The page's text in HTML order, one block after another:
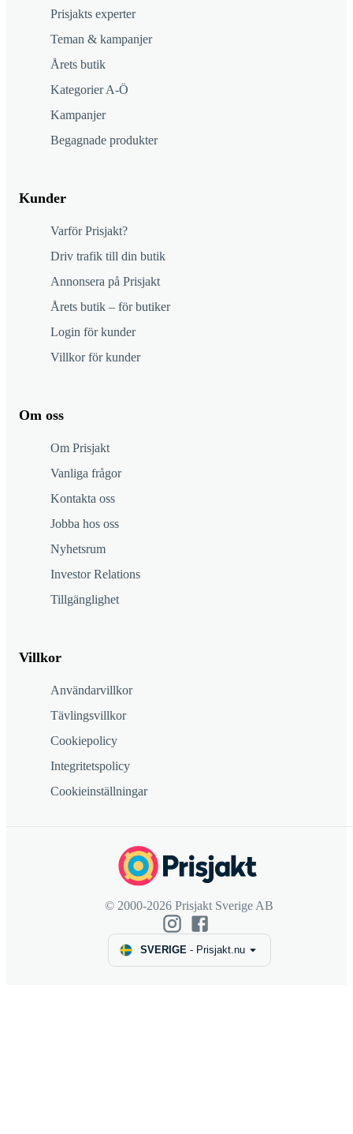
Prisjakts experter
Teman & kampanjer
Årets butik
Kategorier A-Ö
Kampanjer
Begagnade produkter
Kunder
Varför Prisjakt?
Driv trafik till din butik
Annonsera på Prisjakt
Årets butik – för butiker
Login för kunder
Villkor för kunder
Om oss
Om Prisjakt
Vanliga frågor
Kontakta oss
Jobba hos oss
Nyhetsrum
Investor Relations
Tillgänglighet
Villkor
Användarvillkor
Tävlingsvillkor
Cookiepolicy
Integritetspolicy
Cookieinställningar
© 2000-2026 Prisjakt Sverige AB
SVERIGE- Prisjakt.nu